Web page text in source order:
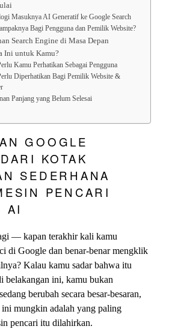
Masuknya AI Generatif ke Google Search
Bagi Pengguna dan Pemilik Website?
Search Engine di Masa Depan
Ini untuk Kamu?
Kamu Perhatikan Sebagai Pengguna
Diperhatikan Bagi Pemilik Website &
Panjang yang Belum Selesai
GOOGLE
KOTAK
SEDERHANA
PENCARI
AI
— kapan terakhir kali kamu
di Google dan benar-benar mengklik
Kalau kamu sadar bahwa itu
belakangan ini, kamu bukan
berubah secara besar-besaran,
ini mungkin adalah yang paling
pencari itu dilahirkan.